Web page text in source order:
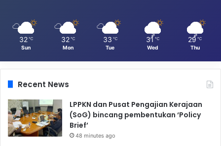
32 ℃
Sun
32 ℃
Mon
33 ℃
Tue
31 ℃
Wed
29 ℃
Thu
Recent News
LPPKN dan Pusat Pengajian Kerajaan
(SoG) bincang pembentukan ‘Policy
Brief’
48 minutes ago